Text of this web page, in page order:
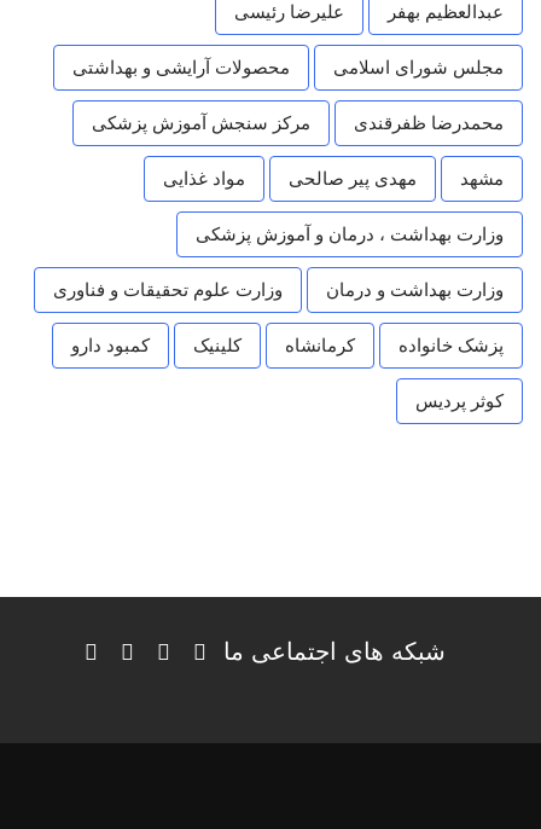
عبدالعظیم بهفر علیرضا رئیسی
مجلس شورای اسلامی محصولات آرایشی و بهداشتی
محمدرضا ظفرقندی مرکز سنجش آموزش پزشکی
مشهد مهدی پیر صالحی مواد غذایی
وزارت بهداشت ، درمان و آموزش پزشکی
وزارت بهداشت و درمان وزارت علوم تحقیقات و فناوری
پزشک خانواده کرمانشاه کلینیک کمبود دارو
کوثر پردیس
شبکه های اجتماعی ما